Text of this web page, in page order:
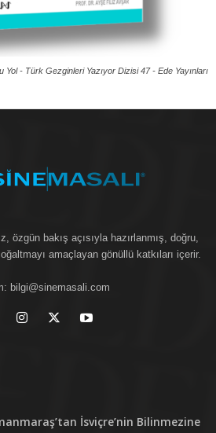
Yol - Türk Gezginleri Yazıyor Dizisi 47 - Ede Yayınları
özgün bakış açısıyla hazırlanmış, doğru,
amaçlayan gönüllü katkıları içerir.
bilgi@sinemasali.com
İsviçre’nin Bilinmezine